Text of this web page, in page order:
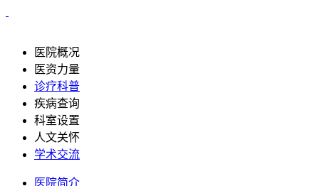
医院概况
医资力量
诊疗科普
疾病查询
科室设置
人文关怀
学术交流
医院简介